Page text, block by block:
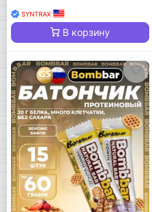
SYNTRAX
В корзину